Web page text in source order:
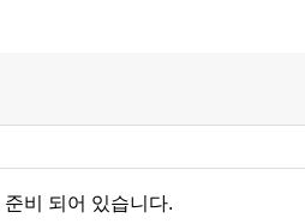
비 되어 있습니다.